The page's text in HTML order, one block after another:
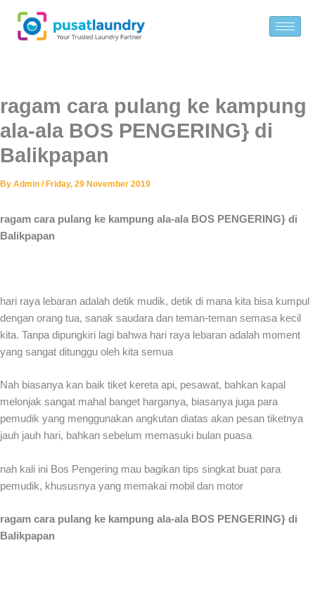
content
ragam cara pulang ke kampung
ala-ala BOS PENGERING} di
Balikpapan
By Admin /Friday, 29 November 2019
ragam cara pulang ke kampung ala-ala BOS PENGERING} di
Balikpapan
hari raya lebaran adalah detik mudik, detik di mana kita bisa kumpul
dengan orang tua, sanak saudara dan teman-teman semasa kecil
kita. Tanpa dipungkiri lagi bahwa hari raya lebaran adalah moment
yang sangat ditunggu oleh kita semua
Nah biasanya kan baik tiket kereta api, pesawat, bahkan kapal
melonjak sangat mahal banget harganya, biasanya juga para
pemudik yang menggunakan angkutan diatas akan pesan tiketnya
jauh jauh hari, bahkan sebelum memasuki bulan puasa
nah kali ini Bos Pengering mau bagikan tips singkat buat para
pemudik, khususnya yang memakai mobil dan motor
ragam cara pulang ke kampung ala-ala BOS PENGERING} di
Balikpapan